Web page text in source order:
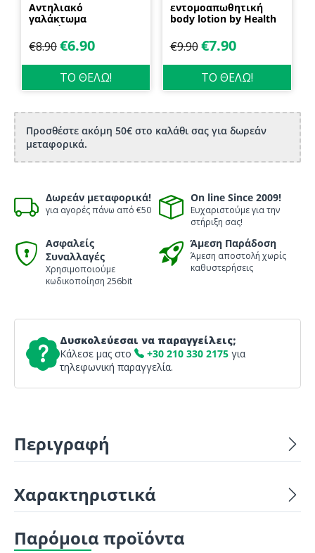
Αντηλιακό
γαλάκτωμα
προσώπου και
σώματος 70ml
Biosanto
€8.90€6.90
ΤΟ ΘΕΛΩ!
εντομοαπωθητική
body lotion by Health
€9.90 €7.90
ΤΟ ΘΕΛΩ!
Προσθέστε ακόμη 50€ στο καλάθι σας για δωρεάν
μεταφορικά.
Δωρεάν μεταφορικά!
για αγορές πάνω από €50
On line Since 2009!
Ευχαριστούμε για την
στήριξη σας!
Ασφαλείς
Συναλλαγές
Χρησιμοποιούμε
κωδικοποίηση 256bit
Άμεση Παράδοση
Άμεση αποστολή χωρίς
καθυστερήσεις
Δυσκολεύεσαι να παραγγείλεις;
Κάλεσε μας στο
+30 210 330 2175 για
τηλεφωνική παραγγελία.
Περιγραφή
Χαρακτηριστικά
Παρόμοια προϊόντα